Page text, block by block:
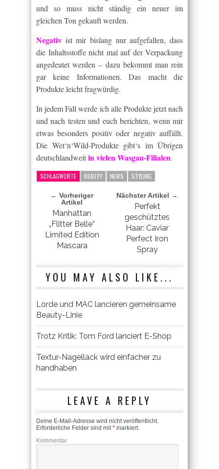
und so muss nicht ständig ein neuer im
gleichen Ton gekauft werden.
Negativ ist mir bislang nur aufgefallen, dass
die Inhaltsstoffe nicht mal auf der Verpackung
angedeutet werden – dazu bekommt man rein
gar keine Informationen. Das macht die
Produkte leicht fragwürdig.
In jedem Fall werde ich alle Produkte jetzt nach
und nach testen und euch berichten, wenn mir
etwas besonders positiv oder negativ auffällt.
Die Wet‘n‘Wild-Produkte gibt‘s im Übrigen
deutschlandweitin vielen Wasgau-Filialen.
SCHLAGWORTE BEAUTY NEWS STYLING
← Vorheriger
Artikel
Manhattan
„Flitter Belle“
Limited Edition
Mascara
Nächster Artikel →
Perfekt
geschütztes
Haar: Caviar
Perfect Iron
Spray
YOU MAY ALSO LIKE...
Lorde und MAC lancieren gemeinsame
Beauty-Linie
Trotz Kritik: Tom Ford lanciert E-Shop
Textur-Nagellack wird einfacher zu
handhaben
LEAVE A REPLY
Deine E-Mail-Adresse wird nicht veröffentlicht.
Erforderliche Felder sind mit* markiert.
Kommentar